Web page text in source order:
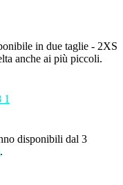
in due taglie - 2XS
anche ai più piccoli.
disponibili dal 3
.